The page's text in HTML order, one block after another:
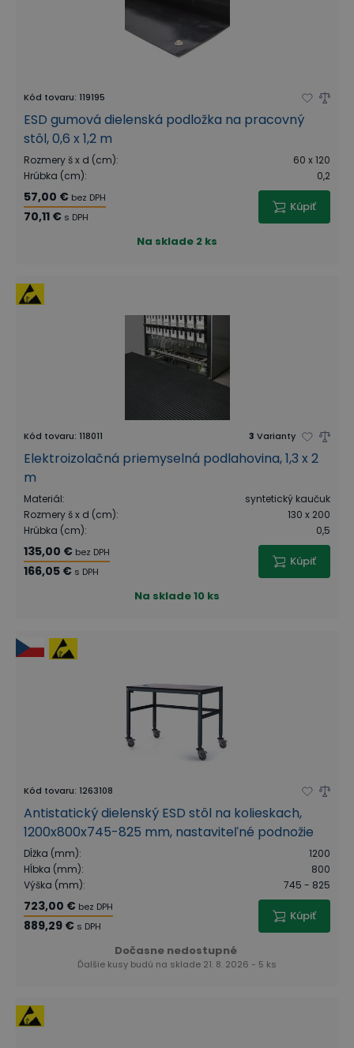
Kód tovaru: 119195
ESD gumová dielenská podložka na pracovný
stôl, 0,6 x 1,2 m
Rozmery š x d (cm):
60 x 120
Hrúbka (cm): 0,2
57,00 € bez DPH
70,11 € s DPH
Kúpiť
Na sklade 2 ks
Kód tovaru: 118011 3 Varianty
Elektroizolačná priemyselná podlahovina, 1,3 x 2
m
Materiál:
syntetický kaučuk
Rozmery š x d (cm):
130 x 200
Hrúbka (cm): 0,5
135,00 € bez DPH
166,05 € s DPH
Kúpiť
Na sklade10 ks
Kód tovaru: 1263108
Antistatický dielenský ESD stôl na kolieskach,
1200x800x745-825 mm, nastaviteľné podnožie
Dĺžka (mm):
1200
Hĺbka (mm):
800
Výška (mm): 745 - 825
723,00 € bez DPH
889,29 € s DPH
Kúpiť
Dočasne nedostupné
Ďalšie kusy budú na sklade 21. 8. 2026 - 5 ks